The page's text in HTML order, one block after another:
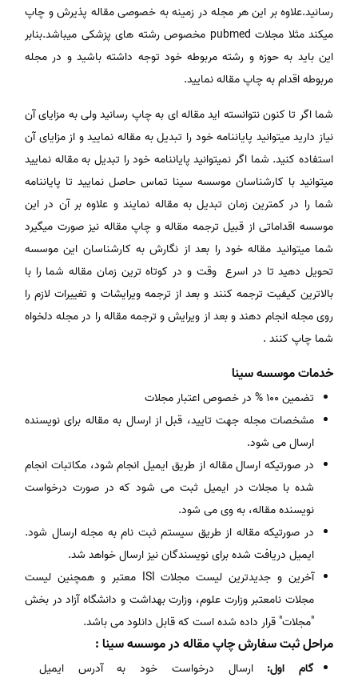
رسانید.علاوه بر این هر مجله در زمینه به خصوصی مقاله پذیرش و چاپ
میکند مثلا مجلات pubmed مخصوص رشته های پزشکی میباشد.بنابر
این باید به حوزه و رشته مربوطه خود توجه داشته باشید و در مجله
مربوطه اقدام به چاپ مقاله نمایید.
شما اگر تا کنون نتوانسته اید مقاله ای به چاپ رسانید ولی به مزایای آن
نیاز دارید میتوانید پایاننامه خود را تبدیل به مقاله نمایید و از مزایای آن
استفاده کنید. شما اگر نمیتوانید پایاننامه خود را تبدیل به مقاله نمایید
میتوانید با کارشناسان موسسه سینا تماس حاصل نمایید تا پایاننامه
شما را در کمترین زمان تبدیل به مقاله نمایند و علاوه بر آن در این
موسسه اقداماتی از قبیل ترجمه مقاله و چاپ مقاله نیز صورت میگیرد
شما میتوانید مقاله خود را بعد از نگارش به کارشناسان این موسسه
تحویل دهید تا در اسرع وقت و در کوتاه ترین زمان مقاله شما را با
بالاترین کیفیت ترجمه کنند و بعد از ترجمه ویرایشات و تغییرات لازم را
روی مجله انجام دهند و بعد از ویرایش و ترجمه مقاله را در مجله دلخواه
شما چاپ کنند .
خدمات موسسه سینا
تضمین 100 % در خصوص اعتبار مجلات
مشخصات مجله جهت تایید، قبل از ارسال به مقاله برای نویسنده
ارسال می شود.
در صورتیکه ارسال مقاله از طریق ایمیل انجام شود، مکاتبات انجام
شده با مجلات در ایمیل ثبت می شود که در صورت درخواست
نویسنده مقاله، به وی می شود.
در صورتیکه مقاله از طریق سیستم ثبت نام به مجله ارسال شود.
ایمیل دریافت شده برای نویسندگان نیز ارسال خواهد شد.
آخرین و جدیدترین لیست مجلات ISI معتبر و همچنین لیست
مجلات نامعتبر وزارت علوم، وزارت بهداشت و دانشگاه آزاد در بخش
"مجلات" قرار داده شده است که قابل دانلود می باشد.
مراحل ثبت سفارش چاپ مقاله در موسسه سینا :
گام اول: ارسال درخواست خود به آدرس ایمیل